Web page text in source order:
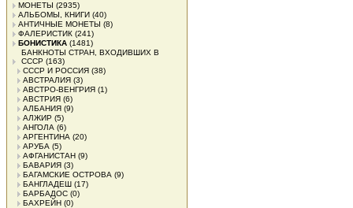
МОНЕТЫ (2935)
АЛЬБОМЫ, КНИГИ (40)
АНТИЧНЫЕ МОНЕТЫ (8)
ФАЛЕРИСТИК (241)
БОНИСТИКА (1481)
БАНКНОТЫ СТРАН, ВХОДИВШИХ В
СССР (163)
СССР И РОССИЯ (38)
АВСТРАЛИЯ (3)
АВСТРО-ВЕНГРИЯ (1)
АВСТРИЯ (6)
АЛБАНИЯ (9)
АЛЖИР (5)
АНГОЛА (6)
АРГЕНТИНА (20)
АРУБА (5)
АФГАНИСТАН (9)
БАВАРИЯ (3)
БАГАМСКИЕ ОСТРОВА (9)
БАНГЛАДЕШ (17)
БАРБАДОС (0)
БАХРЕЙН (0)